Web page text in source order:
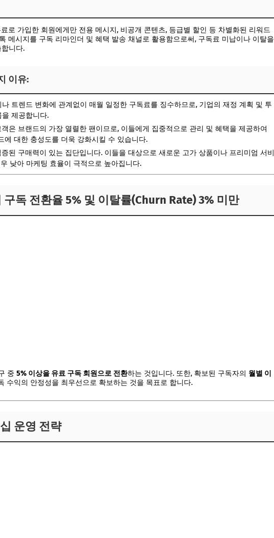
로 가입한 회원에게만 전용 메시지, 비공개 콘텐츠, 등급별 할인 등 차별화된 리워드
메시지를 구독 리마인더 및 혜택 발송 채널로 활용함으로써, 구독료 미납이나 이탈을
니다.
이유:
트렌드 변화에 관계없이 매월 일정한 구독료를 징수하므로, 기업의 재정 계획 및 투
제공합니다.
은 브랜드의 가장 열렬한 팬이므로, 이들에게 집중적으로 관리 및 혜택을 제공하여
대한 충성도를 더욱 강화시킬 수 있습니다.
된 구매력이 있는 집단입니다. 이들을 대상으로 새로운 고가 상품이나 프리미엄 서비
낮아 마케팅 효율이 극적으로 높아집니다.
독 전환율 5% 및 이탈률(Churn Rate) 3% 미만
중 5% 이상을 유료 구독 회원으로 전환하는 것입니다. 또한, 확보된 구독자의 월별 이
수익의 안정성을 최우선으로 확보하는 것을 목표로 합니다.
운영 전략